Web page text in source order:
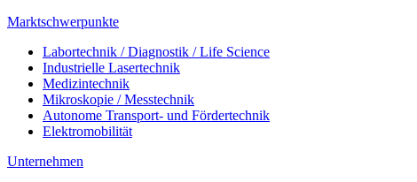
Marktschwerpunkte
Labortechnik / Diagnostik / Life Science
Industrielle Lasertechnik
Medizintechnik
Mikroskopie / Messtechnik
Autonome Transport- und Fördertechnik
Elektromobilität
Unternehmen